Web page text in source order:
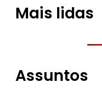
Mais lidas
Assuntos